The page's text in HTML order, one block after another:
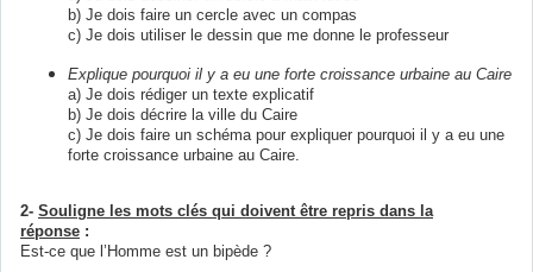
b) Je dois faire un cercle avec un compas
c) Je dois utiliser le dessin que me donne le professeur
Explique pourquoi il y a eu une forte croissance urbaine au Caire
a) Je dois rédiger un texte explicatif
b) Je dois décrire la ville du Caire
c) Je dois faire un schéma pour expliquer pourquoi il y a eu une
forte croissance urbaine au Caire.
2- Souligne les mots clés qui doivent être repris dans la
réponse :
Est-ce que l’Homme est un bipède ?